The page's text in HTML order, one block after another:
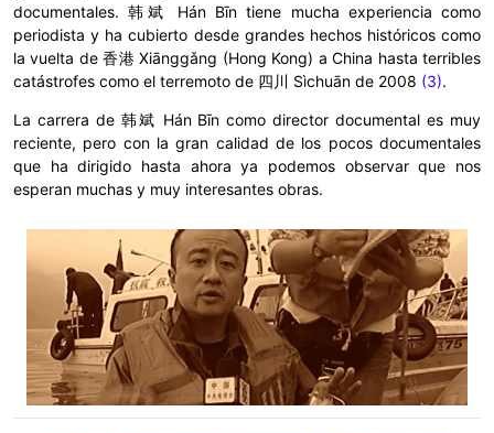
documentales. 韩斌 Hán Bīn tiene mucha experiencia como
periodista y ha cubierto desde grandes hechos históricos como
la vuelta de 香港 Xiānggǎng (Hong Kong) a China hasta terribles
catástrofes como el terremoto de 四川 Sìchuān de 2008 (3).
La carrera de 韩斌 Hán Bīn como director documental es muy
reciente, pero con la gran calidad de los pocos documentales
que ha dirigido hasta ahora ya podemos observar que nos
esperan muchas y muy interesantes obras.